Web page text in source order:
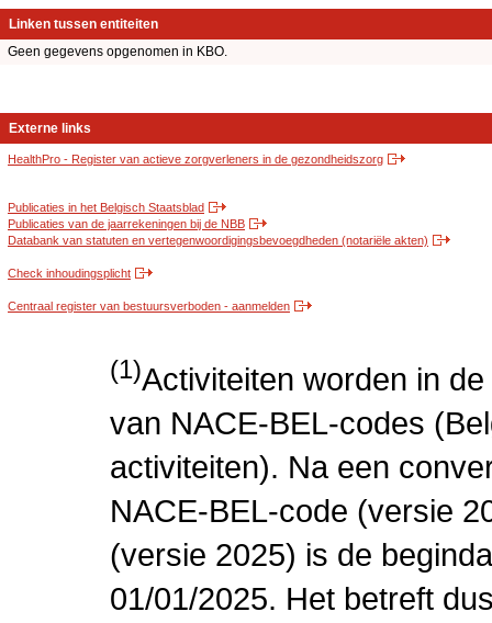
Linken tussen entiteiten
Geen gegevens opgenomen in KBO.
Externe links
HealthPro - Register van actieve zorgverleners in de gezondheidszorg
Publicaties in het Belgisch Staatsblad
Publicaties van de jaarrekeningen bij de NBB
Databank van statuten en vertegenwoordigingsbevoegdheden (notariële akten)
Check inhoudingsplicht
Centraal register van bestuursverboden - aanmelden
(1)Activiteiten worden in
van NACE-BEL-codes
activiteiten). Na een
NACE-BEL-code (versie
(versie 2025) is de
01/01/2025. Het betreft